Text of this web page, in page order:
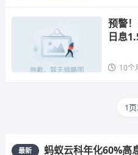
预警
日息
10个
1
最新
蚂蚁云科年化60%高